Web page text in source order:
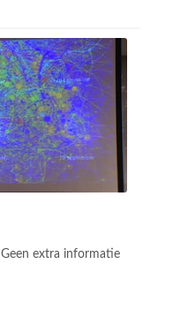
Geen extra informatie